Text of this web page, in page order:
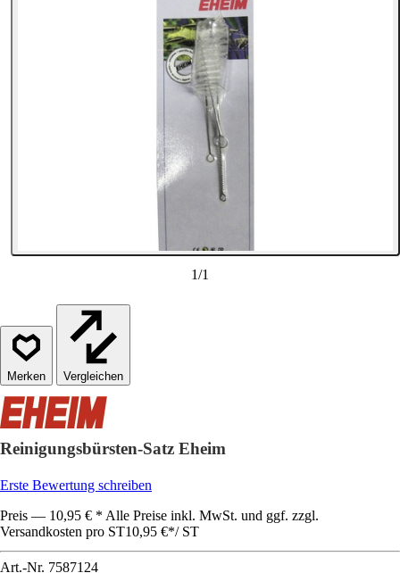
1/1
Vergleichen
Reinigungsbürsten-Satz Eheim
Erste Bewertung schreiben
Preis — 10,95 € * Alle Preise inkl. MwSt. und ggf. zzgl.
Versandkosten pro ST10,95 €*/ ST
Art.-Nr. 7587124